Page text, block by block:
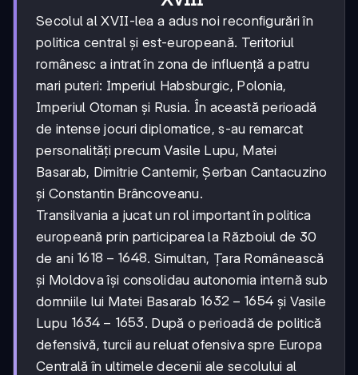
Secolul al XVII-lea a adus noi reconfigurări în
politica central și est-europeană. Teritoriul
românesc a intrat în zona de influență a patru
mari puteri: Imperiul Habsburgic, Polonia,
Imperiul Otoman și Rusia. În această perioadă
de intense jocuri diplomatice, s-au remarcat
personalități precum Vasile Lupu, Matei
Basarab, Dimitrie Cantemir, Șerban Cantacuzino
și Constantin Brâncoveanu.
Transilvania a jucat un rol important în politica
europeană prin participarea la Războiul de 30
de ani 1618-
1648
1618 − 1648. Simultan, Țara Românească
și Moldova își consolidau autonomia internă sub
domniile lui Matei Basarab 1632-
1654
1632 − 1654 și Vasile
Lupu 1634-
1653
1634 − 1653. După o perioadă de politică
defensivă, turcii au reluat ofensiva spre Europa
Centrală în ultimele decenii ale secolului al